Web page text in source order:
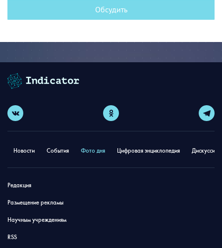
Обсудить
Новости События Фото дня Цифровая энциклопедия
Редакция
Размещение рекламы
Научным учреждениям
RSS